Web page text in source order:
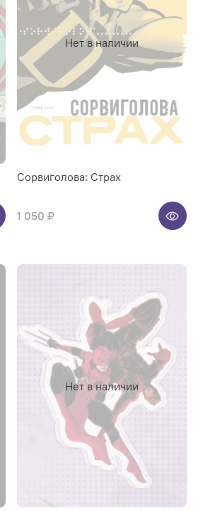
Нет в наличии
Сорвиголова: Страх
1 050 ₽
Нет в наличии